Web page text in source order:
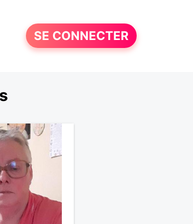
SE CONNECTER